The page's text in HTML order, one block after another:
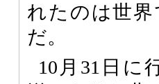
れたのは世界
だ。
10月31日に